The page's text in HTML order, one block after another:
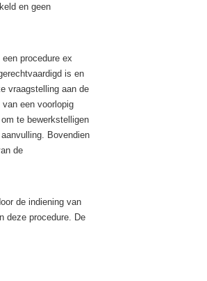
en geen
procedure ex
is en
vraagstelling aan de
een voorlopig
te bewerkstelligen
Bovendien
de
de indiening van
deze procedure. De